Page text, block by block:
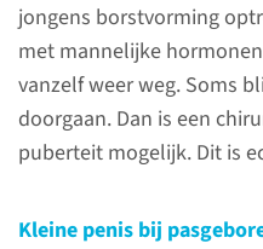
jongens borstvorming
met mannelijke
vanzelf weer weg. Soms
doorgaan. Dan is een
puberteit mogelijk. Dit is
Kleine penis bij
De normale
meisjes
en bij jongens
14 jaar. De
onder de
maakt, moet